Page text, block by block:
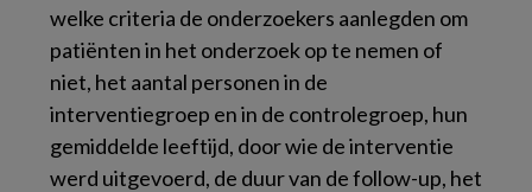
welke criteria de onderzoekers aanlegden om
patiënten in het onderzoek op te nemen of
niet, het aantal personen in de
interventiegroep en in de controlegroep, hun
gemiddelde leeftijd, door wie de interventie
werd uitgevoerd, de duur van de follow-up, het